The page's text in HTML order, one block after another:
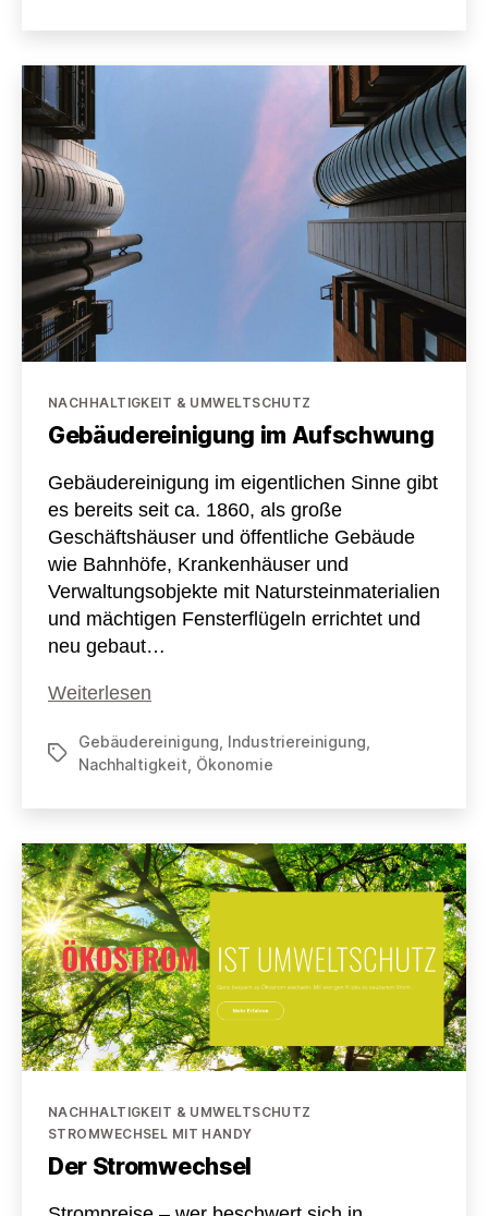
Kategorien
NACHHALTIGKEIT & UMWELTSCHUTZ
Gebäudereinigung im Aufschwung
Gebäudereinigung im eigentlichen Sinne gibt
es bereits seit ca. 1860, als große
Geschäftshäuser und öffentliche Gebäude
wie Bahnhöfe, Krankenhäuser und
Verwaltungsobjekte mit Natursteinmaterialien
und mächtigen Fensterflügeln errichtet und
neu gebaut…
Weiterlesen
Aufschwung
Schlagwörter
Gebäudereinigung Industriereinigung
Nachhaltigkeit Ökonomie
Kategorien
NACHHALTIGKEIT & UMWELTSCHUTZ
STROMWECHSEL MIT HANDY
Der Stromwechsel